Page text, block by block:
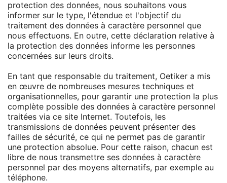
protection des données, nous souhaitons vous
informer sur le type, l'étendue et l'objectif du
traitement des données à caractère personnel que
nous effectuons. En outre, cette déclaration relative à
la protection des données informe les personnes
concernées sur leurs droits.
En tant que responsable du traitement, Oetiker a mis
en œuvre de nombreuses mesures techniques et
organisationnelles, pour garantir une protection la plus
complète possible des données à caractère personnel
traitées via ce site Internet. Toutefois, les
transmissions de données peuvent présenter des
failles de sécurité, ce qui ne permet pas de garantir
une protection absolue. Pour cette raison, chacun est
libre de nous transmettre ses données à caractère
personnel par des moyens alternatifs, par exemple au
téléphone.